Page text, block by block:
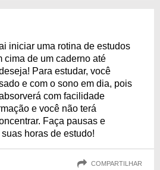
iniciar uma rotina de estudos
cima de um caderno até
Para estudar, você
e com o sono em dia, pois
com facilidade
e você não terá
Faça pausas e
horas de estudo!
COMPARTILHAR